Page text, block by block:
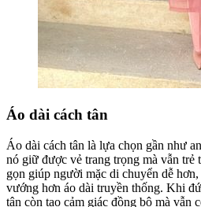
Áo dài cách tân
Áo dài cách tân là lựa chọn gần như
nó giữ được vẻ trang trọng mà vẫn trẻ
gọn giúp người mặc di chuyển dễ
vướng hơn áo dài truyền thống. Khi
tân còn tạo cảm giác đồng bộ mà vẫn